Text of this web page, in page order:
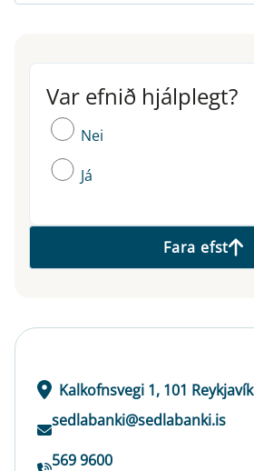
Var efnið hjálplegt?
Var efnið hjálplegt?
Nei
Já
Fara efst
Kalkofnsvegi 1, 101 Reykjavík
sedlabanki@sedlabanki.is
569 9600